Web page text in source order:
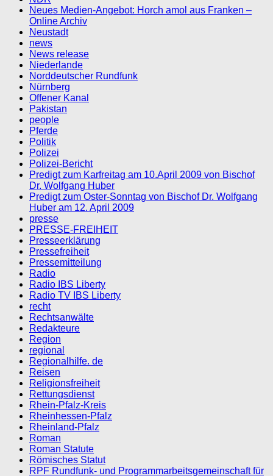
Neues Medien-Angebot: Horch amol aus Franken –
Online Archiv
Neustadt
news
News release
Niederlande
Norddeutscher Rundfunk
Nürnberg
Offener Kanal
Pakistan
people
Pferde
Politik
Polizei
Polizei-Bericht
Predigt zum Karfreitag am 10.April 2009 von Bischof
Dr. Wolfgang Huber
Predigt zum Oster-Sonntag von Bischof Dr. Wolfgang
Huber am 12. April 2009
presse
PRESSE-FREIHEIT
Presseerklärung
Pressefreiheit
Pressemitteilung
Radio
Radio IBS Liberty
Radio TV IBS Liberty
recht
Rechtsanwälte
Redakteure
Region
regional
Regionalhilfe. de
Reisen
Religionsfreiheit
Rettungsdienst
Rhein-Pfalz-Kreis
Rheinhessen-Pfalz
Rheinland-Pfalz
Roman
Roman Statute
Römisches Statut
RPF Rundfunk- und Programmarbeitsgemeinschaft für